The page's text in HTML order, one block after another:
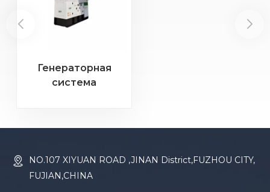
Генераторная
система
батареях и
с возможностью
складывания
солнечных панелей
NO.107 XIYUAN ROAD ,JINAN District,FUZHOU CITY,
FUJIAN,CHINA